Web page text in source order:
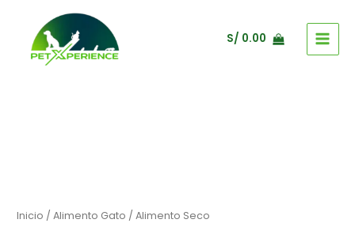
contenido
S/ 0.00
Inicio /Alimento Gato / Alimento Seco